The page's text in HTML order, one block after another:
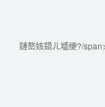
鏈嶅姟鍣ㄦ墭绠?/